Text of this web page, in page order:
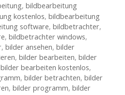
, bildbearbeitung
kostenlos, bildbearbeitung
software, bildbetrachter,
, bildbetrachter windows,
, bilder ansehen, bilder
, bilder bearbeiten, bilder
bilder bearbeiten kostenlos,
, bilder betrachten, bilder
, bilder programm, bilder